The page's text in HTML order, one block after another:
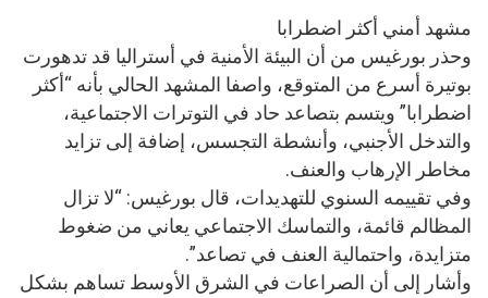
مشهد أمني أكثر اضطرابا
وحذر بورغيس من أن البيئة الأمنية في أستراليا قد تدهورت
بوتيرة أسرع من المتوقع، واصفا المشهد الحالي بأنه “أكثر
اضطرابا” ويتسم بتصاعد حاد في التوترات الاجتماعية،
والتدخل الأجنبي، وأنشطة التجسس، إضافة إلى تزايد
مخاطر الإرهاب والعنف.
وفي تقييمه السنوي للتهديدات، قال بورغيس: “لا تزال
المظالم قائمة، والتماسك الاجتماعي يعاني من ضغوط
متزايدة، واحتمالية العنف في تصاعد”.
وأشار إلى أن الصراعات في الشرق الأوسط تساهم بشكل